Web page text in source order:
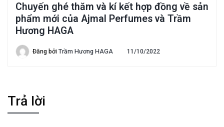
Chuyến ghé thăm và kí kết hợp đồng về sản
phẩm mới của Ajmal Perfumes và Trầm
Hương HAGA
Đăng bởi Trầm Hương HAGA 11/10/2022
Trả lời